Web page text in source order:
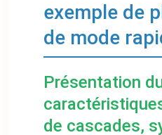
exemple de
de mode
Présentation
de cascades,